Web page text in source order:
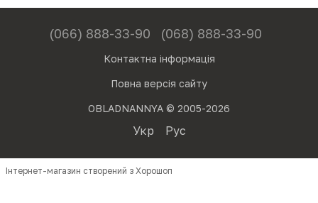
(066) 888-33-90 (068) 888-33-90
Контактна інформація
Повна версія сайту
OBLADNANNYA © 2005-2026
Укр Рус
Інтернет-магазин створений з Хорошоп